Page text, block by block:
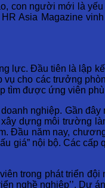
con người mới là yếu
Asia Magazine
lực. Đầu tiên là lập
vụ cho các trưởng
tìm được ứng viên
nghiệp. Gần đây
dựng môi trường
Đầu năm nay,
giá” nội bộ. Các cấp
trong phát triển đội
nghề nghiệp’’. Dự